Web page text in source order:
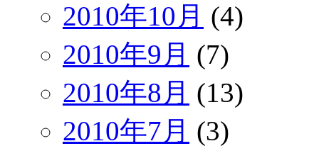
2010年10月 (4)
2010年9月 (7)
2010年8月 (13)
2010年7月 (3)